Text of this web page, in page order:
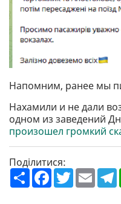
Напомним, ранее мы
Нахамили и не дали
одном из заведений
произошел громкий
Поділитися:
П
о
F
a
T
w
E
m
T